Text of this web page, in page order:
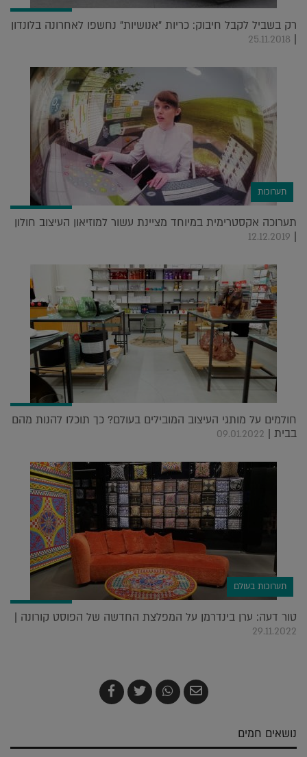
רק בשביל לקבל חיבוק: כריות "אנושיות" נחשפו לאחרונה בלונדון
|
25.11.2018
תערוכות
תערוכה אקסטרימית במיוחד מציינת עשור למוזיאון העיצוב חולון
|
12.12.2019
חולמים על מותגי העיצוב המובילים בעולם? כך תוכלו להנות מהם
בבית | 09.01.2022
תערוכות בעולם
טור דעה: ערן בינדרמן על המפלצת החדשה של הפוסט קורונה |
29.11.2022
שלח
בדואר
שתף
ב-
צייץ
ב-
שתף
ב-
נושאים חמים